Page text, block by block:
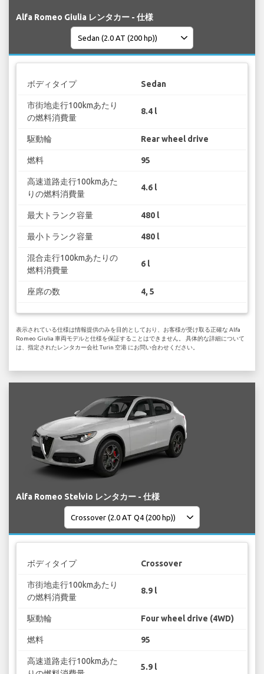
Alfa Romeo Giulia レンタカー - 仕様
ボディタイプ Sedan
市街地走行100kmあたり
の燃料消費量
8.4 l
駆動輪 Rear wheel drive
燃料 95
高速道路走行100kmあた
りの燃料消費量
4.6 l
最大トランク容量 480 l
最小トランク容量 480 l
混合走行100kmあたりの
燃料消費量
6 l
座席の数 4, 5
表示されている仕様は情報提供のみを目的としており、お客様が受け取る正確な Alfa
Romeo Giulia 車両モデルと仕様を保証することはできません。 具体的な詳細について
は、指定されたレンタカー会社 Turin 空港 にお問い合わせください。
Alfa Romeo Stelvio レンタカー - 仕様
ボディタイプ Crossover
市街地走行100kmあたり
の燃料消費量
8.9 l
駆動輪 Four wheel drive (4WD)
燃料 95
高速道路走行100kmあた
5.9 l